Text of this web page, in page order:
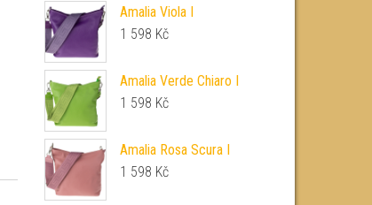
Amalia Viola I
1 598 Kč
Amalia Verde Chiaro I
1 598 Kč
Amalia Rosa Scura I
1 598 Kč